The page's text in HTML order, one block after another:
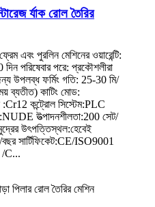
র্যাক রোল তৈরির
এবং পুরলিন মেশিনের ওয়ারেন্টি:
পরিষেবার পরে: প্রকৌশলীরা
উপলব্ধ ফর্মিং গতি: 25-30 মি/
ব্যতীত) কাটিং মোড:
:Cr12 কন্ট্রোল সিস্টেম:PLC
উত্পাদনশীলতা:200 সেট/
উৎপত্তিস্থল:হেবেই
সার্টিফিকেট:CE/ISO9001
/C...